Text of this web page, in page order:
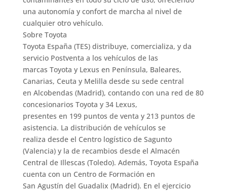
una autonomía y confort de marcha al nivel de
cualquier otro vehículo.
Sobre Toyota
Toyota España (TES) distribuye, comercializa, y da
servicio Postventa a los vehículos de las
marcas Toyota y Lexus en Península, Baleares,
Canarias, Ceuta y Melilla desde su sede central
en Alcobendas (Madrid), contando con una red de 80
concesionarios Toyota y 34 Lexus,
presentes en 199 puntos de venta y 213 puntos de
asistencia. La distribución de vehículos se
realiza desde el Centro logístico de Sagunto
(Valencia) y la de recambios desde el Almacén
Central de Illescas (Toledo). Además, Toyota España
cuenta con un Centro de Formación en
San Agustín del Guadalix (Madrid). En el ejercicio